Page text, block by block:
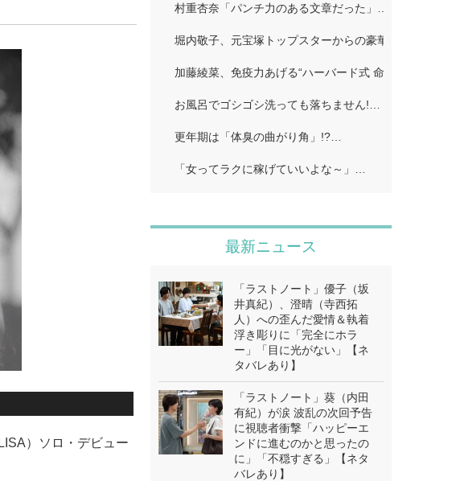
）ソロ・デビュー
村重杏奈「パンチ力のある文章だった」…
堀内敬子、元宝塚トップスターからの豪華差し入れ披
加藤綾菜、免疫力あげる“ハーバード式 命の野菜スー
お風呂でゴシゴシ洗っても落ちません!…
更年期は「体臭の曲がり角」!?…
「女ってラクに稼げていいよな～」…
最新ニュース
「ラストノート」優子（坂
井真紀）、澄晴（寺西拓
人）への歪んだ愛情＆執着
浮き彫りに「完全にホラ
ー」「目に光がない」【ネ
タバレあり】
「ラストノート」葵（内田
有紀）が涙 波乱の次回予告
に視聴者衝撃「ハッピーエ
ンドに進むのかと思ったの
に」「不穏すぎる」【ネタ
バレあり】